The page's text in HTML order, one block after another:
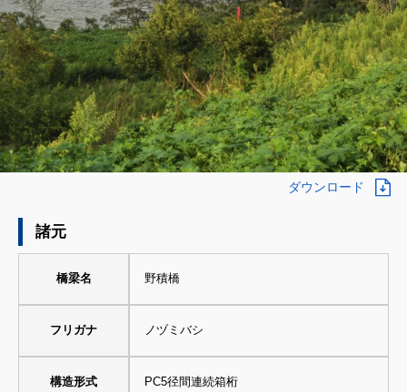
ダウンロード
諸元
橋梁名 野積橋
フリガナ ノヅミバシ
構造形式 PC5径間連続箱桁